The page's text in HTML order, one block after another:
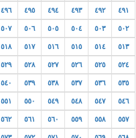
٤٩١ ٤٩٢ ٤٩٣ ٤٩٤ ٤٩٥ ٤٩٦
٥٠٢ ٥٠٣ ٥٠٤ ٥٠٥ ٥٠٦ ٥٠٧
٥١٣ ٥١٤ ٥١٥ ٥١٦ ٥١٧ ٥١٨
٥٢٤ ٥٢٥ ٥٢٦ ٥٢٧ ٥٢٨ ٥٢٩
٥٣٥ ٥٣٦ ٥٣٧ ٥٣٨ ٥٣٩ ٥٤٠
٥٤٦ ٥٤٧ ٥٤٨ ٥٤٩ ٥٥٠ ٥٥١
٥٥٧ ٥٥٨ ٥٥٩ ٥٦٠ ٥٦١ ٥٦٢